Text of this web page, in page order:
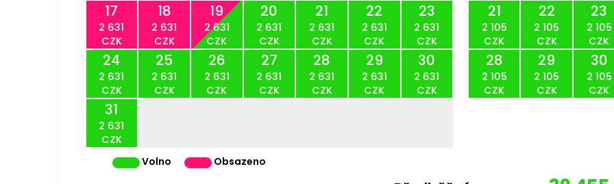
17
2 631
CZK
18
2 631
CZK
19
2 631
CZK
20
2 631
CZK
21
2 631
CZK
22
2 631
CZK
23
2 631
CZK
24
2 631
CZK
25
2 631
CZK
26
2 631
CZK
27
2 631
CZK
28
2 631
CZK
29
2 631
CZK
30
2 631
CZK
31
2 631
CZK
21
2 105
CZK
22
2 105
CZK
23
2 105
CZK
28
2 105
CZK
29
2 105
CZK
30
2 105
CZK
Volno Obsazeno